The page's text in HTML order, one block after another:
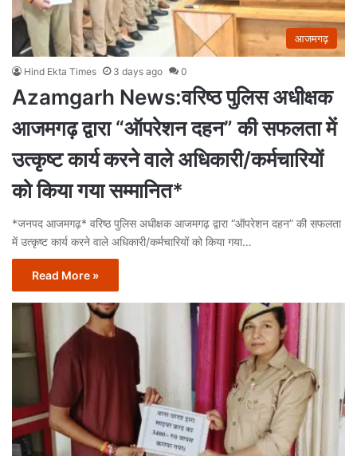
आजमगढ़
Hind Ekta Times 3 days ago 0
Azamgarh News:वरिष्ठ पुलिस अधीक्षक
आजमगढ़ द्वारा “ऑपरेशन दहन” की सफलता में
उत्कृष्ट कार्य करने वाले अधिकारी/कर्मचारियों
को किया गया सम्मानित*
*जनपद आजमगढ़* वरिष्ठ पुलिस अधीक्षक आजमगढ़ द्वारा “ऑपरेशन दहन” की सफलता
में उत्कृष्ट कार्य करने वाले अधिकारी/कर्मचारियों को किया गया…
Read More »